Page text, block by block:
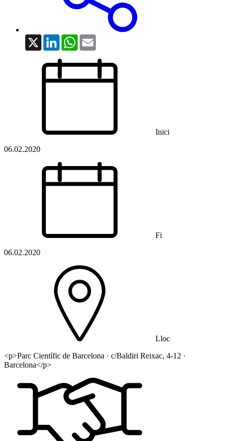
X LinkedInWhatsApp
Inici
06.02.2020
Fi
06.02.2020
Lloc
<p>Parc Científic de Barcelona · c/Baldiri Reixac, 4-12 ·
Barcelona</p>